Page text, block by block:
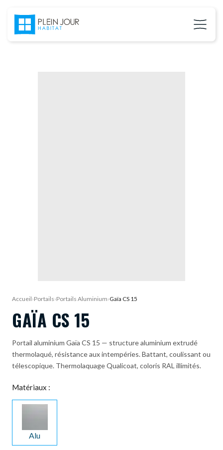
Accueil›Portails›Portails Aluminium›Gaïa CS 15
GAÏA CS 15
Portail aluminium Gaïa CS 15 — structure aluminium extrudé
thermolaqué, résistance aux intempéries. Battant, coulissant ou
télescopique. Thermolaquage Qualicoat, coloris RAL illimités.
Matériaux :
Alu